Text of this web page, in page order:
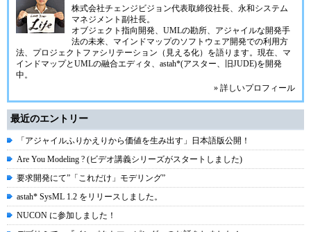
株式会社チェンジビジョン代表取締役社長、永和システム
マネジメント副社長。
オブジェクト指向開発、UMLの勘所、アジャイルな開発手
法の未来、マインドマップのソフトウェア開発での利用方
法、プロジェクトファシリテーション（見える化）を語ります。現在、マ
インドマップとUMLの融合エディタ、 astah*(アスター、旧JUDE)を開発
中。
» 詳しいプロフィール
最近のエントリー
「アジャイルふりかえりから価値を生み出す」日本語版公開！
Are You Modeling ? (ビデオ講義シリーズがスタートしました)
要求開発にて”「これだけ」モデリング”
astah* SysML 1.2 をリリースしました。
NUCON に参加しました！